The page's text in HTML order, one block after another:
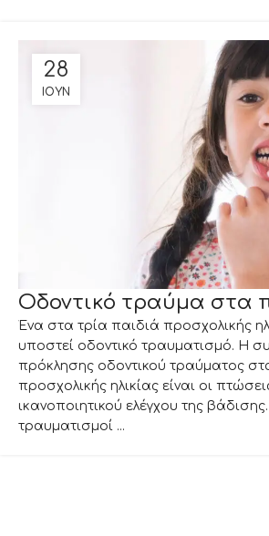
28
ΙΟΎΝ
Οδοντικό τραύμα στα
Ένα στα τρία παιδιά προσχολικής
υποστεί οδοντικό τραυματισμό. Η
πρόκλησης οδοντικού τραύματος
προσχολικής ηλικίας είναι οι
ικανοποιητικού ελέγχου της
τραυματισμοί ...